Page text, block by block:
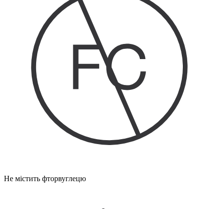
Не містить фторвуглецю